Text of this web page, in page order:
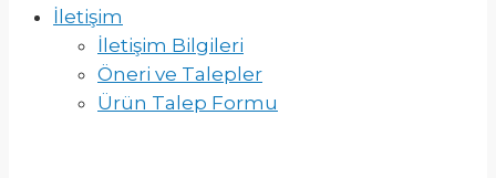
İletişim
İletişim Bilgileri
Öneri ve Talepler
Ürün Talep Formu